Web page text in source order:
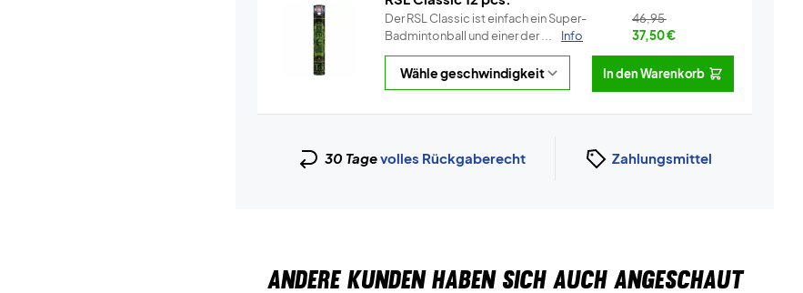
Der RSL Classic ist einfach ein Super-
Badmintonball und einer der ...
Info
46,95
37,50€
In den Warenkorb
30 Tagevolles Rückgaberecht Zahlungsmittel
ANDERE KUNDEN HABEN SICH AUCH ANGESCHAUT